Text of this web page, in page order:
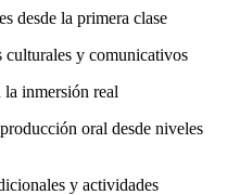
desde la primera clase
culturales y comunicativos
la inmersión real
oral desde niveles
y actividades